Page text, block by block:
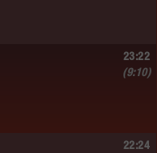
23:22
(9:10)
22:24